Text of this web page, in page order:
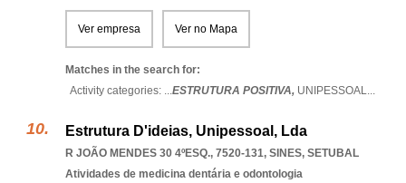
Ver empresa Ver no Mapa
Matches in the search for:
Activity categories: ...ESTRUTURA POSITIVA, UNIPESSOAL...
Estrutura D'ideias, Unipessoal, Lda
R JOÃO MENDES 30 4ºESQ., 7520-131, SINES, SETUBAL
Atividades de medicina dentária e odontologia